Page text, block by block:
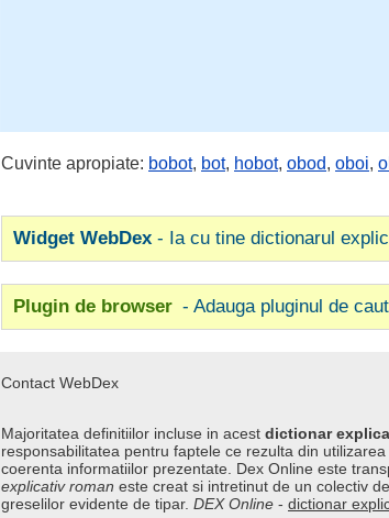
Cuvinte apropiate: bobot, bot, hobot, obod, oboi,
Widget WebDex - Ia cu tine dictionarul
Plugin de browser - Adauga pluginul de
Contact WebDex
Majoritatea definitiilor incluse in acest dictionar
responsabilitatea pentru faptele ce rezulta din
coerenta informatiilor prezentate. Dex Online este
explicativ roman este creat si intretinut de un colectiv
greselilor evidente de tipar. DEX Online - dictionar